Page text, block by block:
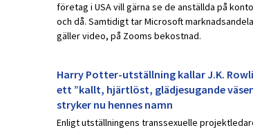
företag i USA vill gärna se de anställda på
och då. Samtidigt tar Microsoft
gäller video, på Zooms bekostnad.
Harry Potter-utställning kallar J.K.
ett ”kallt, hjärtlöst, glädjesugande
stryker nu hennes namn
Enligt utställningens transsexuelle